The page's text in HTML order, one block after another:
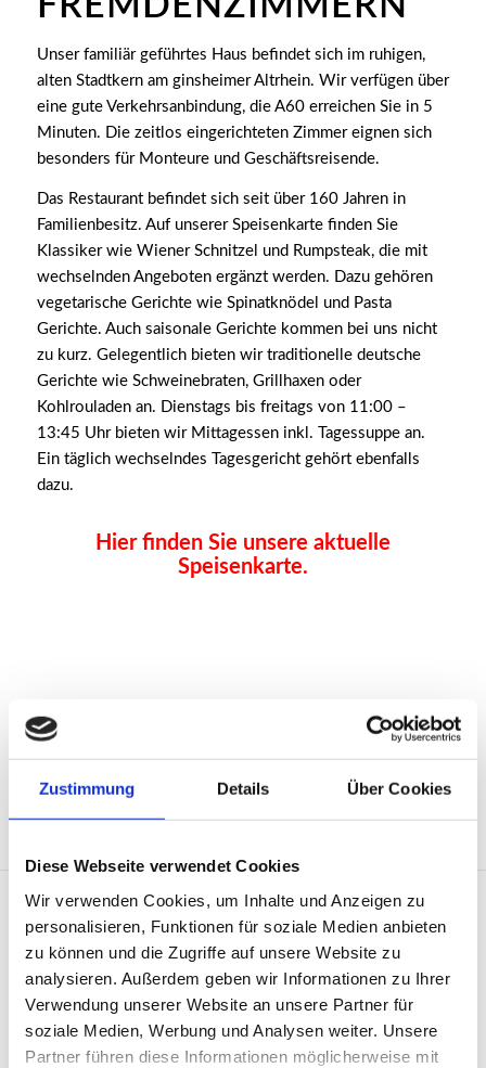
Zustimmung Details Über Cookies
Diese Webseite verwendet Cookies
Wir verwenden Cookies, um Inhalte und Anzeigen zu
personalisieren, Funktionen für soziale Medien anbieten
zu können und die Zugriffe auf unsere Website zu
analysieren. Außerdem geben wir Informationen zu Ihrer
Verwendung unserer Website an unsere Partner für
soziale Medien, Werbung und Analysen weiter. Unsere
Partner führen diese Informationen möglicherweise mit
Unser familiär geführtes Haus befindet sich im ruhigen,
alten Stadtkern am ginsheimer Altrhein. Wir verfügen über
eine gute Verkehrsanbindung, die A60 erreichen Sie in 5
Minuten. Die zeitlos eingerichteten Zimmer eignen sich
besonders für Monteure und Geschäftsreisende.
Das Restaurant befindet sich seit über 160 Jahren in
Familienbesitz. Auf unserer Speisenkarte finden Sie
Klassiker wie Wiener Schnitzel und Rumpsteak, die mit
wechselnden Angeboten ergänzt werden. Dazu gehören
vegetarische Gerichte wie Spinatknödel und Pasta
Gerichte. Auch saisonale Gerichte kommen bei uns nicht
zu kurz. Gelegentlich bieten wir traditionelle deutsche
Gerichte wie Schweinebraten, Grillhaxen oder
Kohlrouladen an. Dienstags bis freitags von 11:00 –
13:45 Uhr bieten wir Mittagessen inkl. Tagessuppe an.
Ein täglich wechselndes Tagesgericht gehört ebenfalls
dazu.
Hier finden Sie unsere aktuelle
Speisenkarte.
Überzeugen Sie sich selbst und kommen
Sie vorbei.